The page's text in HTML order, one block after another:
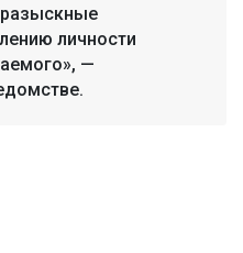
разыскные
личности
—